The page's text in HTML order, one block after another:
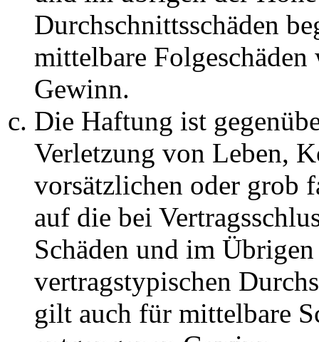
Durchschnittsschäden
mittelbare Folgeschäden
Gewinn.
Die Haftung ist
Verletzung von Leben,
vorsätzlichen oder grob
auf die bei
Schäden und im
vertragstypischen
gilt auch für mittelbare